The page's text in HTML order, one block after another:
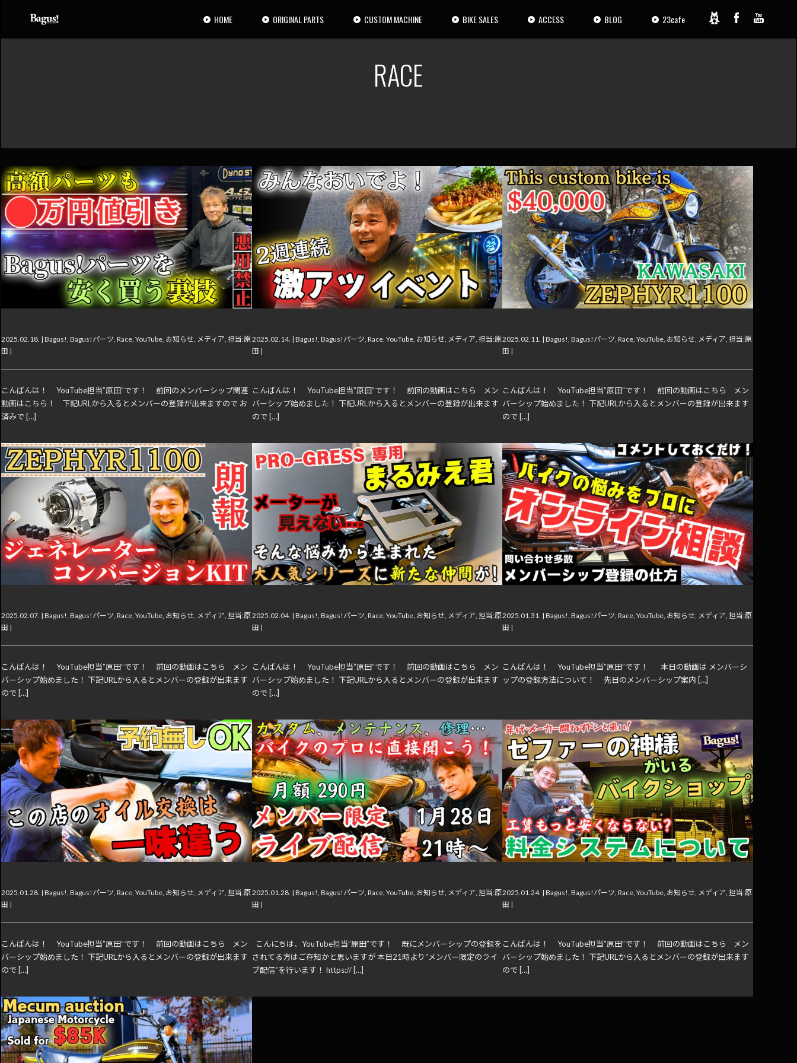
ン
ー
HOME ORIGINAL PARTS CUSTOM MACHINE BIKE SALES ACCESS BLOG 23cafe
RACE
2025.02.18. | Bagus! Bagus!パーツ Race YouTube お知らせ メディア 担当:原
田 |
こんばんは！ YouTube担当”原田”です！ 前回のメンバーシップ関連
動画はこちら！ 下記URLから入るとメンバーの登録が出来ますので お
済みで […]
2025.02.14. | Bagus! Bagus!パーツ Race, YouTube, お知らせ, メディア 担当:原
田 |
こんばんは！ YouTube担当”原田”です！ 前回の動画はこちら メン
バーシップ始めました！ 下記URLから入るとメンバーの登録が出来ます
ので […]
2025.02.11. |Bagus! ,Bagus!パーツ ,Race ,YouTube お知らせ メディア ,担当:原
田 |
こんばんは！ YouTube担当”原田”です！ 前回の動画はこちら メン
バーシップ始めました！ 下記URLから入るとメンバーの登録が出来ます
ので […]
2025.02.07. | Bagus!, Bagus!パーツ, Race, YouTube, お知らせ, メディア, 担当:原
田 |
こんばんは！ YouTube担当”原田”です！ 前回の動画はこちら メン
バーシップ始めました！ 下記URLから入るとメンバーの登録が出来ます
ので […]
2025.02.04. | Bagus!, Bagus!パーツ, Race, YouTube, お知らせ, メディア, 担当:原
田 |
こんばんは！ YouTube担当”原田”です！ 前回の動画はこちら メン
バーシップ始めました！ 下記URLから入るとメンバーの登録が出来ます
ので […]
2025.01.31. |Bagus!,Bagus!パーツ,Race,YouTube, お知らせ, メディア,担当:原
田 |
こんばんは！ YouTube担当”原田”です！ 本日の動画は メンバーシ
ップの登録方法について！ 先日のメンバーシップ案内 […]
2025.01.28. | Bagus! Bagus!パーツ Race YouTube お知らせ メディア 担当:原
田 |
こんばんは！ YouTube担当”原田”です！ 前回の動画はこちら メン
バーシップ始めました！ 下記URLから入るとメンバーの登録が出来ます
ので […]
2025.01.28. | Bagus! Bagus!パーツ Race, YouTube, お知らせ, メディア 担当:原
田 |
こんにちは、YouTube担当”原田”です！ 既にメンバーシップの登録を
されてる方はご存知かと思いますが 本日21時より”メンバー限定のライ
ブ配信”を行います！ https:// […]
2025.01.24. |Bagus! ,Bagus!パーツ ,Race ,YouTube お知らせ メディア ,担当:原
田 |
こんばんは！ YouTube担当”原田”です！ 前回の動画はこちら メン
バーシップ始めました！ 下記URLから入るとメンバーの登録が出来ます
ので […]